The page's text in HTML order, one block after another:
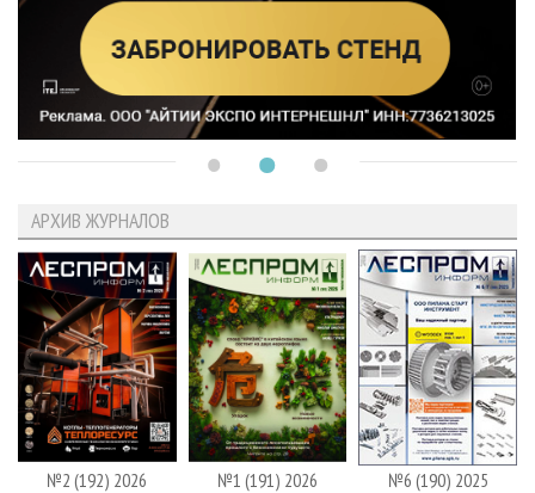
АРХИВ ЖУРНАЛОВ
№2 (192) 2026 №1 (191) 2026 №6 (190) 2025